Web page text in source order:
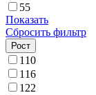
55
Показать
Сбросить фильтр
Рост
110
116
122